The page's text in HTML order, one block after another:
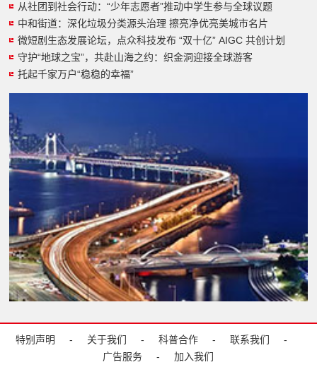
从社团到社会行动：“少年志愿者”推动中学生参与全球议题
中和街道：深化垃圾分类源头治理 擦亮净优亮美城市名片
微短剧生态发展论坛，点众科技发布 “双十亿” AIGC 共创计划
守护“地球之宝”，共赴山海之约：织金洞迎接全球游客
托起千家万户“稳稳的幸福”
特别声明 - 关于我们 - 科普合作 - 联系我们
-
广告服务
- 加入我们